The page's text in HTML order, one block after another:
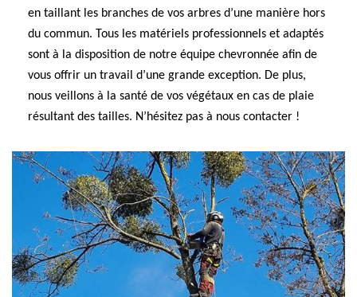
en taillant les branches de vos arbres d’une manière hors
du commun. Tous les matériels professionnels et adaptés
sont à la disposition de notre équipe chevronnée afin de
vous offrir un travail d’une grande exception. De plus,
nous veillons à la santé de vos végétaux en cas de plaie
résultant des tailles. N’hésitez pas à nous contacter !